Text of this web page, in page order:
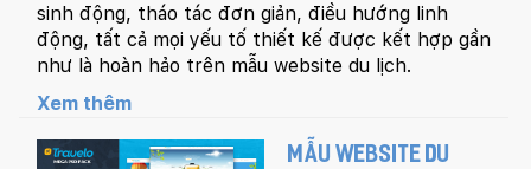
sinh động, tháo tác đơn giản, điều hướng linh
động, tất cả mọi yếu tố thiết kế được kết hợp gần
như là hoàn hảo trên mẫu website du lịch.
Xem thêm
MẪU WEBSITE DU